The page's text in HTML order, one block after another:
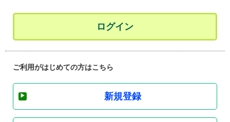
ログイン
ご利用がはじめての方はこちら
新規登録